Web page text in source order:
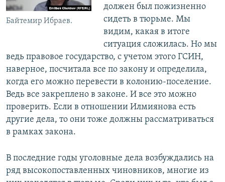
Байтемир Ибраев.
должен был пожизненно
сидеть в тюрьме. Мы
видим, какая в итоге
ситуация сложилась. Но мы
ведь правовое государство, с учетом этого ГСИН,
наверное, посчитала все по закону и определила,
когда его можно перевести в колонию-поселение.
Ведь все закреплено в законе. И все это можно
проверить. Если в отношении Илмиянова есть
другие дела, то они тоже должны рассматриваться
в рамках закона.
В последние годы уголовные дела возбуждались на
ряд высокопоставленных чиновников, многие из